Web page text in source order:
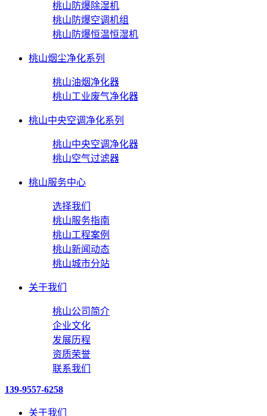
桃山防爆除湿机
桃山防爆空调机组
桃山防爆恒温恒湿机
桃山烟尘净化系列
桃山油烟净化器
桃山工业废气净化器
桃山中央空调净化系列
桃山中央空调净化器
桃山空气过滤器
桃山服务中心
选择我们
桃山服务指南
桃山工程案例
桃山新闻动态
桃山城市分站
关于我们
桃山公司简介
企业文化
发展历程
资质荣誉
联系我们
139-9557-6258
关于我们